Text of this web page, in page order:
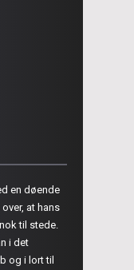
en døende
at hans
til stede.
i det
og i lort til